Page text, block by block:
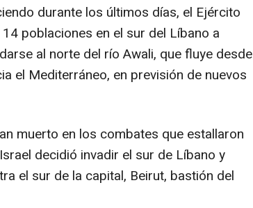
durante los últimos días, el Ejército
poblaciones en el sur del Líbano a
al norte del río Awali, que fluye desde
el Mediterráneo, en previsión de nuevos
muerto en los combates que estallaron
decidió invadir el sur de Líbano y
el sur de la capital, Beirut, bastión del